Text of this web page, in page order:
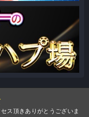
ス頂きありがとうございま